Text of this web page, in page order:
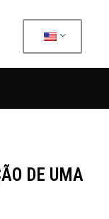
DE UMA